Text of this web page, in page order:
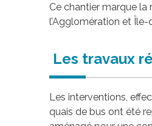
Ce chantier marque
l’Agglomération et
Les travaux
Les interventions,
quais de bus ont été